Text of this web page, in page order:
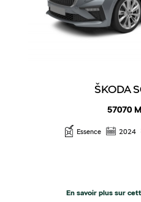
ŠKODA
57070
Essence 2024
En savoir plus sur